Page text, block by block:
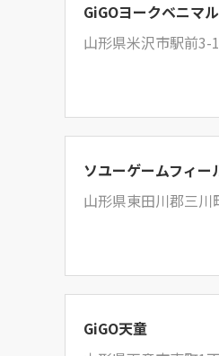
GiGOヨークベニマ
山形県米沢市駅前3-
ソユーゲームフィー
山形県東田川郡三
GiGO天童